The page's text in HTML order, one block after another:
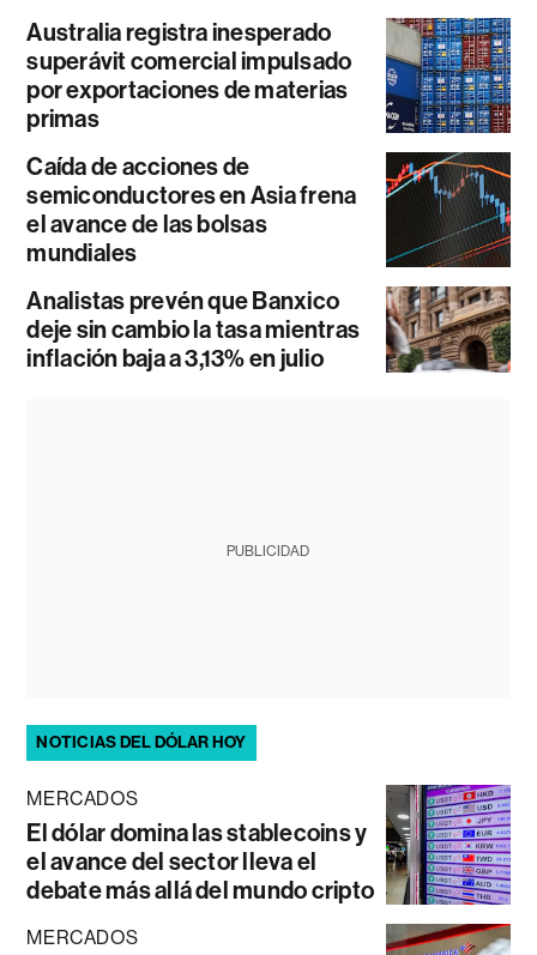
Australia registra inesperado
superávit comercial impulsado
por exportaciones de materias
primas
Caída de acciones de
semiconductores en Asia frena
el avance de las bolsas
mundiales
Analistas prevén que Banxico
deje sin cambio la tasa mientras
inflación baja a 3,13% en julio
PUBLICIDAD
NOTICIAS DEL DÓLAR HOY
MERCADOS
El dólar domina las stablecoins y
el avance del sector lleva el
debate más allá del mundo cripto
MERCADOS